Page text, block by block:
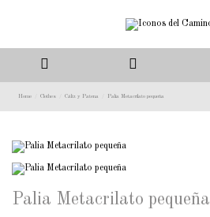
Home Clothes Cáliz y Patena Palia Metacrilato pequeña
Palia Metacrilato pequeña